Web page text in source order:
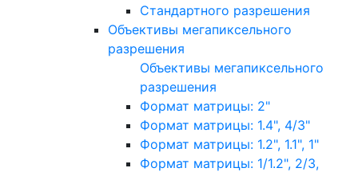
Стандартного разрешения
Объективы мегапиксельного
разрешения
Объективы мегапиксельного
разрешения
Формат матрицы: 2"
Формат матрицы: 1.4", 4/3"
Формат матрицы: 1.2", 1.1", 1"
Формат матрицы: 1/1.2", 2/3,